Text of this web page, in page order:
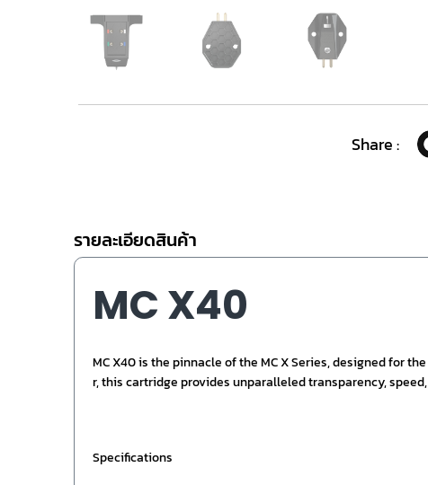
Share :
รายละเอียดสินค้า
MC X40
MC X40 is the pinnacle of the MC X Series, designed for
r, this cartridge provides unparalleled transparency,
Specifications